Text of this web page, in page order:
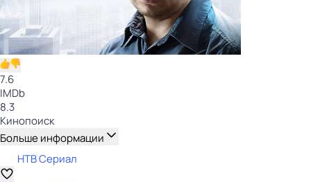
7.6
IMDb
8.3
Кинопоиск
Больше информации
НТВ Сериал